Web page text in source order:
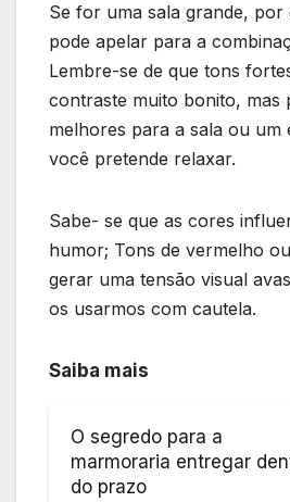
Se for uma sala grande,
pode apelar para a
Lembre-se de que tons
contraste muito bonito, mas
melhores para a sala ou um
você pretende relaxar.
Sabe- se que as cores
humor; Tons de vermelho
gerar uma tensão visual
os usarmos com cautela.
Saiba mais
O segredo para a
marmoraria entregar
do prazo